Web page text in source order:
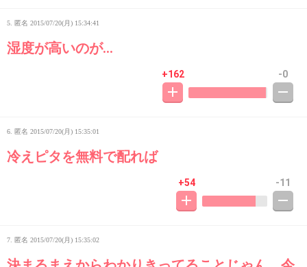
5. 匿名 2015/07/20(月) 15:34:41
湿度が高いのが…
+162 -0
6. 匿名 2015/07/20(月) 15:35:01
冷えピタを無料で配れば
+54 -11
7. 匿名 2015/07/20(月) 15:35:02